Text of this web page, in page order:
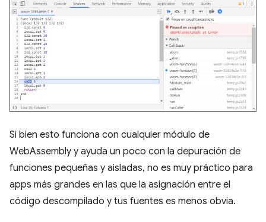
Si bien esto funciona con cualquier módulo de
WebAssembly y ayuda un poco con la depuración de
funciones pequeñas y aisladas, no es muy práctico para
apps más grandes en las que la asignación entre el
código descompilado y tus fuentes es menos obvia.